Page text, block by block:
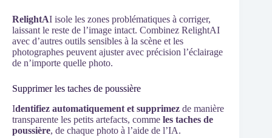
RelightAI isole les zones problématiques à corriger,
laissant le reste de l’image intact. Combinez RelightAI
avec d’autres outils sensibles à la scène et les
photographes peuvent ajuster avec précision l’éclairage
de n’importe quelle photo.
Supprimer les taches de poussière
Identifiez automatiquement et supprimez de manière
transparente les petits artefacts, comme les taches de
poussière, de chaque photo à l’aide de l’IA.